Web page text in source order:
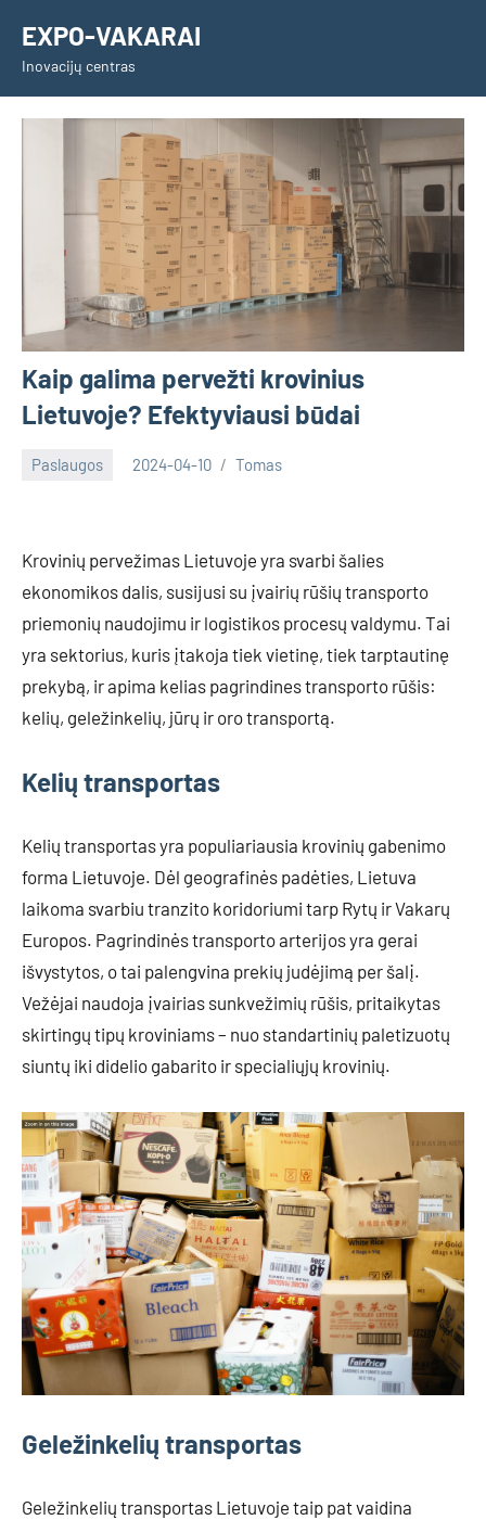
content
EXPO-VAKARAI
Inovacijų centras
Kaip galima pervežti krovinius
Lietuvoje? Efektyviausi būdai
Paslaugos 2024-04-10 Tomas
Krovinių pervežimas Lietuvoje yra svarbi šalies
ekonomikos dalis, susijusi su įvairių rūšių transporto
priemonių naudojimu ir logistikos procesų valdymu. Tai
yra sektorius, kuris įtakoja tiek vietinę, tiek tarptautinę
prekybą, ir apima kelias pagrindines transporto rūšis:
kelių, geležinkelių, jūrų ir oro transportą.
Kelių transportas
Kelių transportas yra populiariausia krovinių gabenimo
forma Lietuvoje. Dėl geografinės padėties, Lietuva
laikoma svarbiu tranzito koridoriumi tarp Rytų ir Vakarų
Europos. Pagrindinės transporto arterijos yra gerai
išvystytos, o tai palengvina prekių judėjimą per šalį.
Vežėjai naudoja įvairias sunkvežimių rūšis, pritaikytas
skirtingų tipų kroviniams – nuo standartinių paletizuotų
siuntų iki didelio gabarito ir specialiųjų krovinių.
Geležinkelių transportas
Geležinkelių transportas Lietuvoje taip pat vaidina